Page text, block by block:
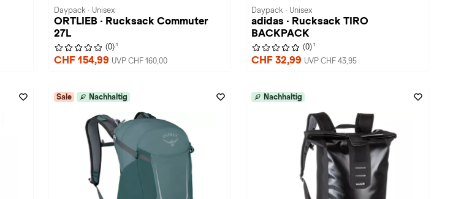
Daypack · Unisex
ORTLIEB · Rucksack Commuter
27L
(0) 1
CHF 154,99 UVP CHF 160,00
Daypack · Unisex
adidas · Rucksack TIRO
BACKPACK
(0) 1
CHF 32,99 UVP CHF 43,95
Sale Nachhaltig Nachhaltig